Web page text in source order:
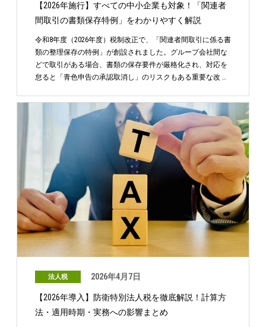
【2026年施行】すべての中小企業も対象！「関連者
間取引の書類保存特例」をわかりやすく解説
令和8年度（2026年度）税制改正で、「関連者間取引に係る書
類の整理保存の特例」が創設されました。グループ会社間な
どで取引がある場合、書類の保存要件が厳格化され、対応を
怠ると「青色申告の承認取消し」のリスクもある重要な改 …
法人税 2026年4月7日
【2026年導入】防衛特別法人税を徹底解説！計算方
法・適用時期・実務への影響まとめ